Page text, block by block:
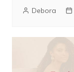
Debora